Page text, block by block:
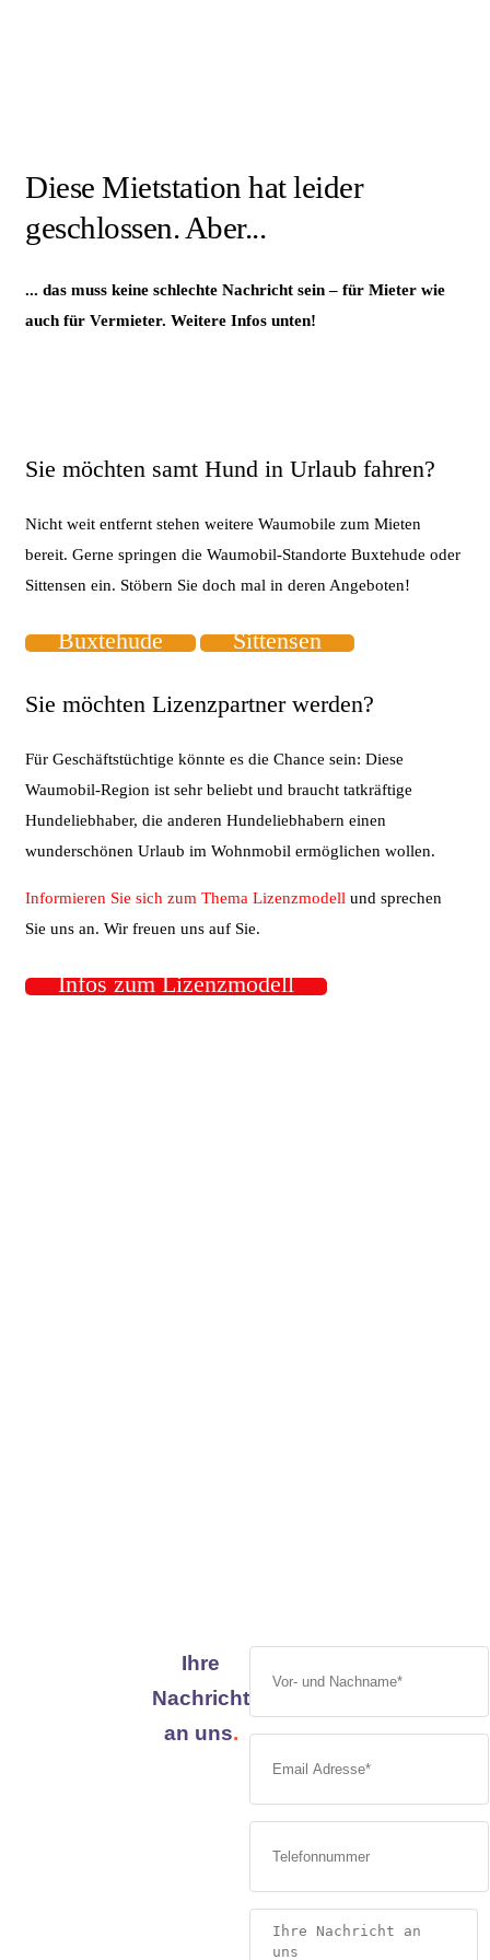
Diese Mietstation hat leider
geschlossen. Aber...
... das muss keine schlechte Nachricht sein – für Mieter wie
auch für Vermieter. Weitere Infos unten!
Sie möchten samt Hund in Urlaub fahren?
Nicht weit entfernt stehen weitere Waumobile zum Mieten
bereit. Gerne springen die Waumobil-Standorte Buxtehude oder
Sittensen ein. Stöbern Sie doch mal in deren Angeboten!
Buxtehude Sittensen
Sie möchten Lizenzpartner werden?
Für Geschäftstüchtige könnte es die Chance sein: Diese
Waumobil-Region ist sehr beliebt und braucht tatkräftige
Hundeliebhaber, die anderen Hundeliebhabern einen
wunderschönen Urlaub im Wohnmobil ermöglichen wollen.
Informieren Sie sich zum Thema Lizenzmodell und sprechen
Sie uns an. Wir freuen uns auf Sie.
Infos zum Lizenzmodell
Ihre
Nachricht
an uns.